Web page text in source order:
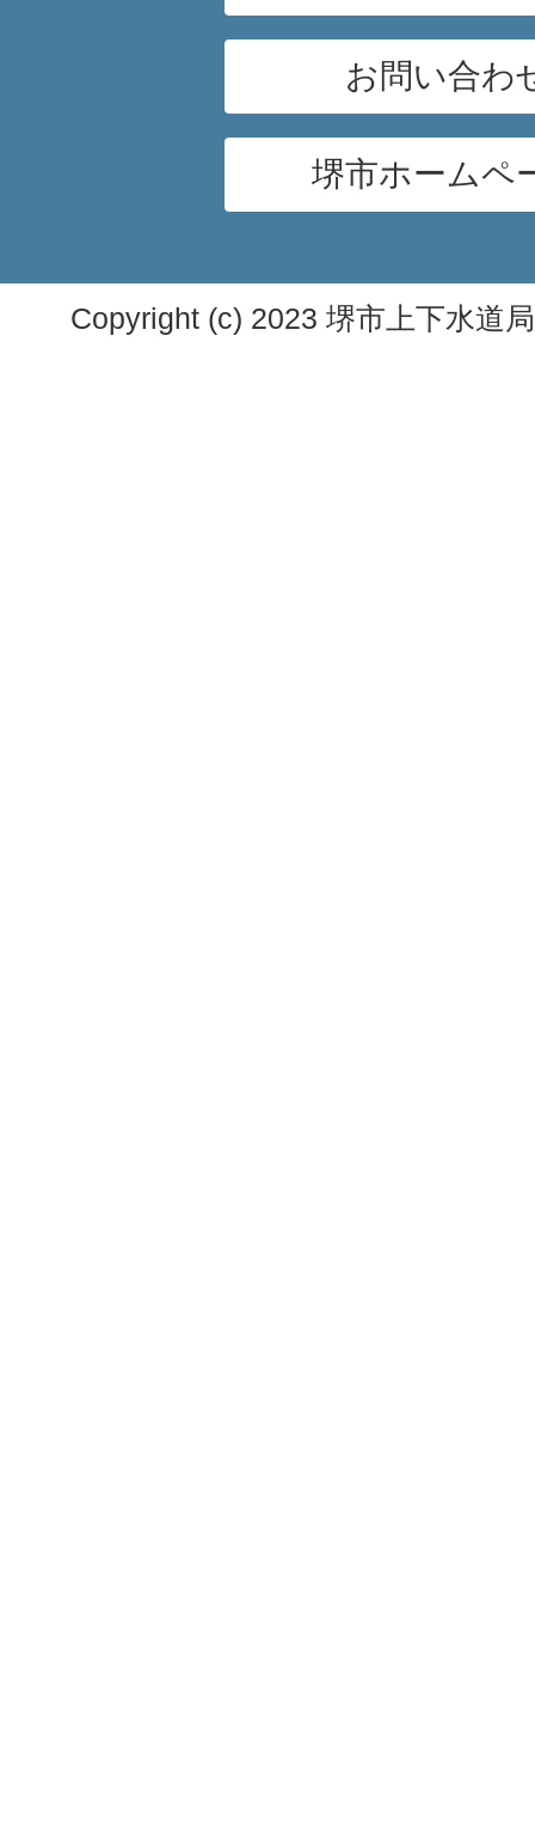
お問い合わ
堺市ホームペ
Copyright (c) 2023 堺市上下水道